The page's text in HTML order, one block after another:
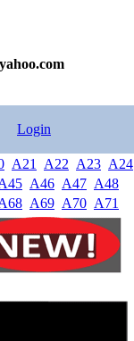
Login
A21 A22 A23 A24
A46 A47 A48
A69 A70 A71